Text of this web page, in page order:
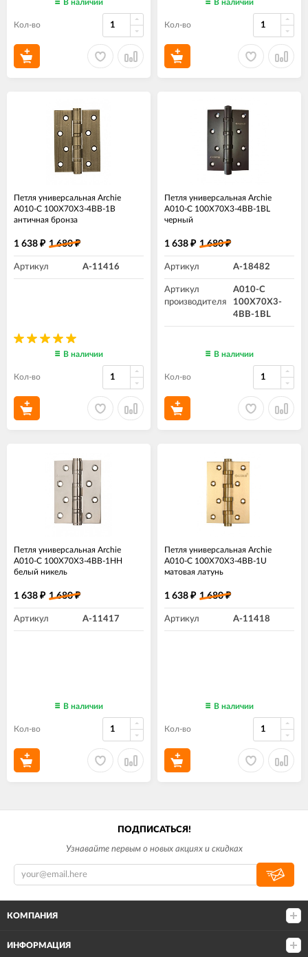
В наличии
Кол-во
В наличии
Кол-во
Петля универсальная Archie
A010-C 100X70X3-4BB-1B
античная бронза
1 638 ₽ 1 680₽
Артикул A-11416
В наличии
Кол-во
Петля универсальная Archie
A010-C 100X70X3-4BB-1BL
черный
1 638 ₽ 1 680₽
Артикул A-18482
Артикул
производителя
A010-C
100X70X3-
4BB-1BL
В наличии
Кол-во
Петля универсальная Archie
A010-C 100X70X3-4BB-1HH
белый никель
1 638 ₽ 1 680₽
Артикул A-11417
В наличии
Кол-во
Петля универсальная Archie
A010-C 100X70X3-4BB-1U
матовая латунь
1 638 ₽ 1 680₽
Артикул A-11418
В наличии
Кол-во
ПОДПИСАТЬСЯ!
Узнавайте первым о новых акциях и скидках
КОМПАНИЯ
ИНФОРМАЦИЯ